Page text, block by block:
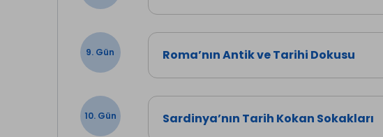
9. Gün Roma’nın Antik ve Tarihi Dokusu
10. Gün Sardinya’nın Tarih Kokan Sokakları